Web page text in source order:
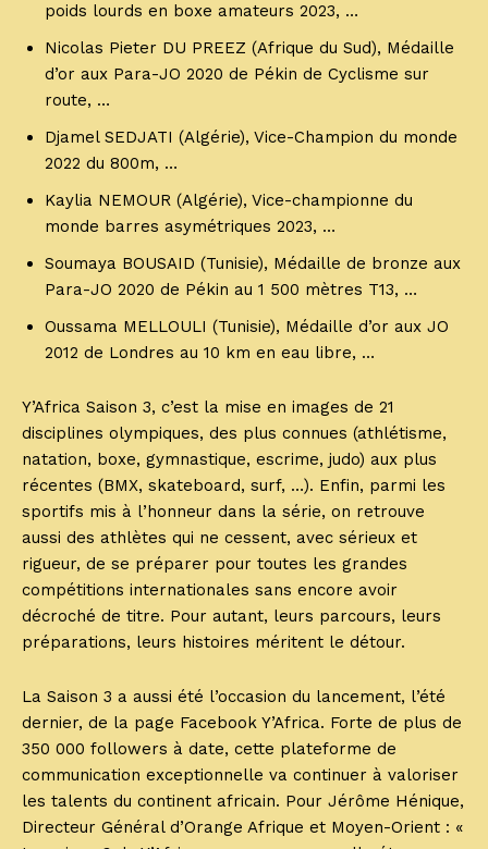
poids lourds en boxe amateurs 2023, …
Nicolas Pieter DU PREEZ (Afrique du Sud), Médaille
d’or aux Para-JO 2020 de Pékin de Cyclisme sur
route, …
Djamel SEDJATI (Algérie), Vice-Champion du monde
2022 du 800m, …
Kaylia NEMOUR (Algérie), Vice-championne du
monde barres asymétriques 2023, …
Soumaya BOUSAID (Tunisie), Médaille de bronze aux
Para-JO 2020 de Pékin au 1 500 mètres T13, …
Oussama MELLOULI (Tunisie), Médaille d’or aux JO
2012 de Londres au 10 km en eau libre, …
Y’Africa Saison 3, c’est la mise en images de 21
disciplines olympiques, des plus connues (athlétisme,
natation, boxe, gymnastique, escrime, judo) aux plus
récentes (BMX, skateboard, surf, …). Enfin, parmi les
sportifs mis à l’honneur dans la série, on retrouve
aussi des athlètes qui ne cessent, avec sérieux et
rigueur, de se préparer pour toutes les grandes
compétitions internationales sans encore avoir
décroché de titre. Pour autant, leurs parcours, leurs
préparations, leurs histoires méritent le détour.
La Saison 3 a aussi été l’occasion du lancement, l’été
dernier, de la page Facebook Y’Africa. Forte de plus de
350 000 followers à date, cette plateforme de
communication exceptionnelle va continuer à valoriser
les talents du continent africain. Pour Jérôme Hénique,
Directeur Général d’Orange Afrique et Moyen-Orient : «